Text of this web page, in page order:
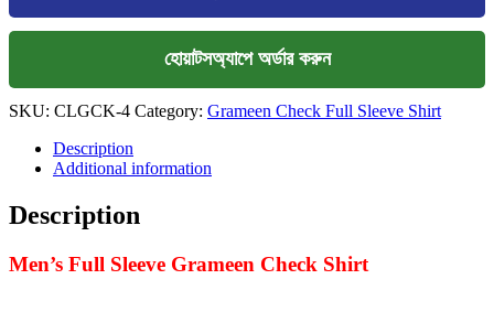
হোয়াটসঅ্যাপে অর্ডার করুন
SKU: CLGCK-4 Category: Grameen Check Full Sleeve Shirt
Description
Additional information
Description
Men’s Full Sleeve Grameen Check Shirt